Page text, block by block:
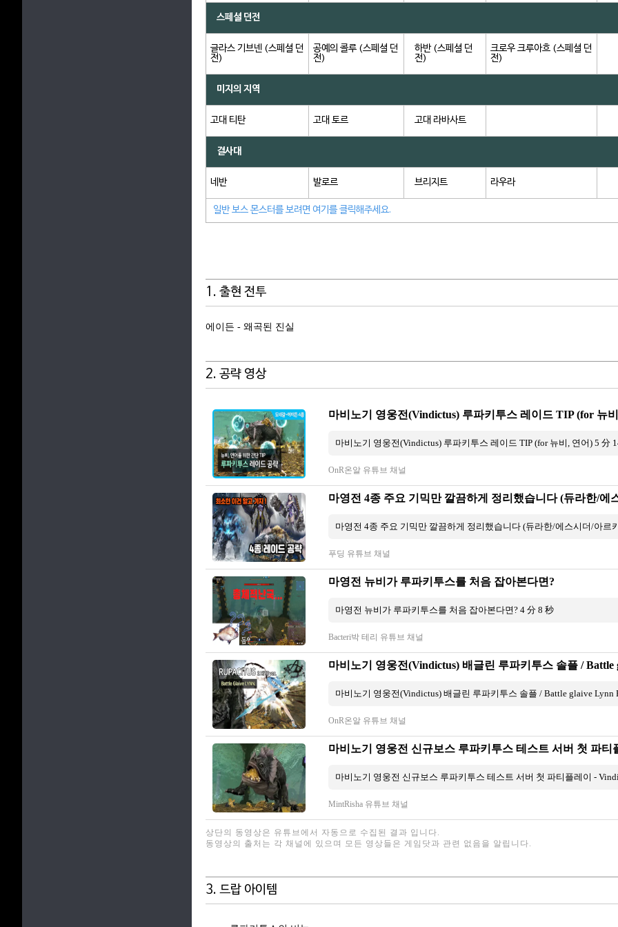
스페셜 던전
글라스 기브넨 (스페셜 던
전)
공예의 콜루 (스페셜 던
전)
하반 (스페셜 던
전)
크로우 크루아흐 (스페셜 던
전)
미지의 지역
고대 티탄 고대 토르 고대 라바사트
결사대
네반 발로르 브리지트 라우라
일반 보스 몬스터를 보려면 여기를 클릭해주세요.
1. 출현 전투
에이든 - 왜곡된 진실
2. 공략 영상
마비노기 영웅전(Vindictus) 루파키투스 레이드 TIP (for 뉴
마비노기 영웅전(Vindictus) 루파키투스 레이드 TIP (for 뉴비, 연어) 5 分
OnR온알 유튜브 채널
푸딩 유튜브 채널
마영전 뉴비가 루파키투스를 처음 잡아본다면?
마영전 뉴비가 루파키투스를 처음 잡아본다면? 4 分 8 秒
Bacteri박 테리 유튜브 채널
OnR온알 유튜브 채널
MintRisha 유튜브 채널
상단의 동영상은 유튜브에서 자동으로 수집된 결과 입니다.
동영상의 출처는 각 채널에 있으며 모든 영상들은 게임닷과 관련 없음을 알립니다.
3. 드랍 아이템